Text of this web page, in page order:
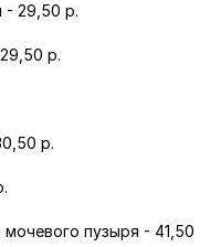
- 29,50 р.
29,50 р.
р.
пузыря - 41,50